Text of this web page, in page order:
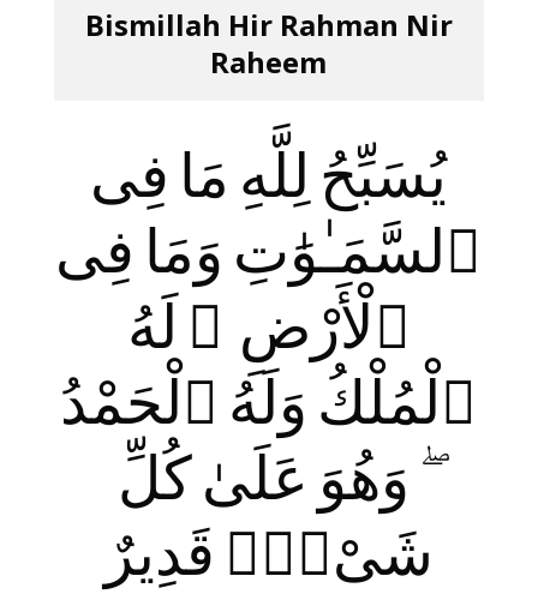
Bismillah Hir Rahman Nir
Raheem
يُسَبِّحُ لِلَّهِ مَا فِى
ٱلسَّمَـٰوَ‌ٰتِ وَمَا فِى
ٱلْأَرْضِ ۖ لَهُ
ٱلْمُلْكُ وَلَهُ ٱلْحَمْدُ
ۖ وَهُوَ عَلَىٰ كُلِّ
شَىْءٍۢ قَدِيرٌ